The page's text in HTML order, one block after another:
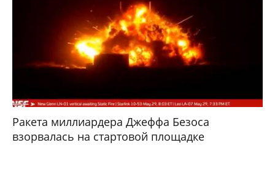
Ракета миллиардера Джеффа Безоса
взорвалась на стартовой площадке